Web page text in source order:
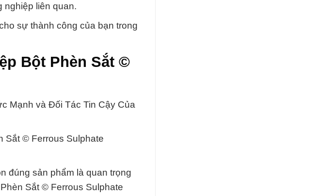
nghiệp liên quan.
sự thành công của bạn trong
Bột Phèn Sắt ©
Mạnh và Đối Tác Tin Cậy Của
Sắt © Ferrous Sulphate
đúng sản phẩm là quan trọng
Sắt © Ferrous Sulphate